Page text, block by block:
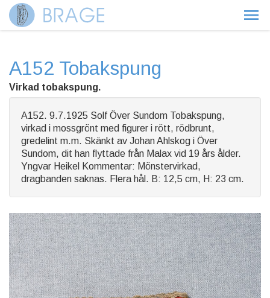
A152 Tobakspung
Virkad tobakspung.
A152. 9.7.1925 Solf Över Sundom Tobakspung,
virkad i mossgrönt med figurer i rött, rödbrunt,
gredelint m.m. Skänkt av Johan Ahlskog i Över
Sundom, dit han flyttade från Malax vid 19 års ålder.
Yngvar Heikel Kommentar: Mönstervirkad,
dragbanden saknas. Flera hål. B: 12,5 cm, H: 23 cm.